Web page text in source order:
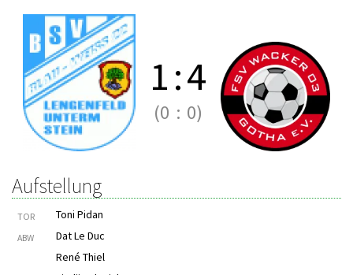
1:4
(0 : 0)
Aufstellung
TOR Toni Pidan
ABW
Dat Le Duc
René Thiel